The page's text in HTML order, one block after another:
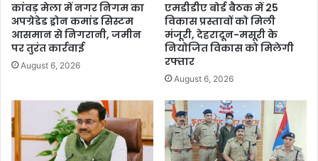
कांवड़ मेला में नगर निगम का
अपग्रेडेड ड्रोन कमांड सिस्टम
आसमान से निगरानी, जमीन
पर तुरंत कार्रवाई
August 6, 2026
एमडीडीए बोर्ड बैठक में 25
विकास प्रस्तावों को मिली
मंजूरी, देहरादून-मसूरी के
नियोजित विकास को मिलेगी
रफ्तार
August 6, 2026